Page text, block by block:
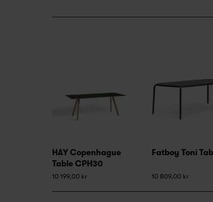
HAY Copenhague
Table CPH30
10 199,00 kr
Fatboy Toní
10 809,00 kr